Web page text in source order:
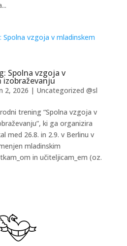
Spolna vzgoja v
izobraževanju
2, 2026 | Uncategorized @sl
trening “Spolna vzgoja v
ki ga organizira
med 26.8. in 2.9. v Berlinu v
mladinskim
in učiteljicam_em (oz.